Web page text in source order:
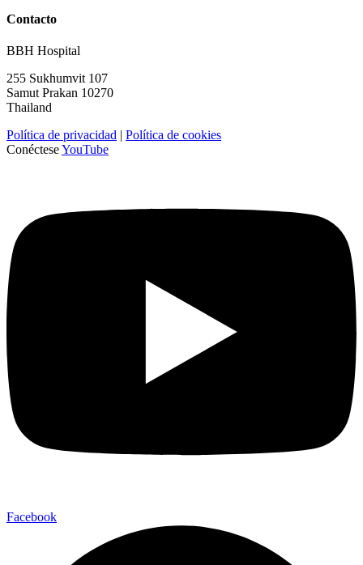
Contacto
BBH Hospital
255 Sukhumvit 107
Samut Prakan 10270
Thailand
Política de privacidad | Política de cookies
ConécteseYouTube
Facebook